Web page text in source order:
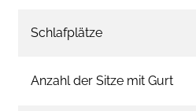
Schlafplätze
Anzahl der Sitze mit Gurt